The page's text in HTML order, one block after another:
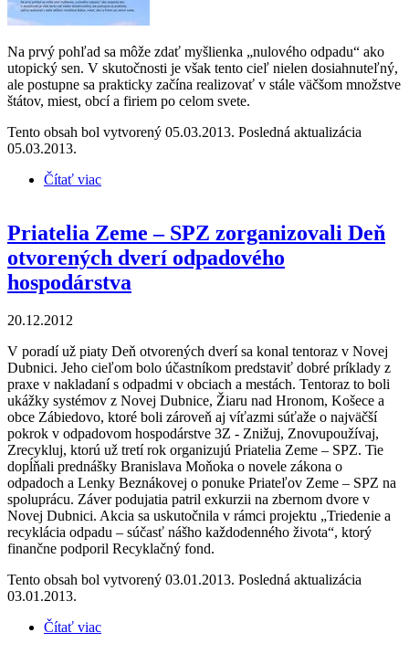
Na prvý pohľad sa môže zdať myšlienka „nulového odpadu“ ako
utopický sen. V skutočnosti je však tento cieľ nielen dosiahnuteľný,
ale postupne sa prakticky začína realizovať v stále väčšom množstve
štátov, miest, obcí a firiem po celom svete.
Tento obsah bol vytvorený 05.03.2013. Posledná aktualizácia
05.03.2013.
Čítať viac
Priatelia Zeme – SPZ zorganizovali Deň
otvorených dverí odpadového
hospodárstva
20.12.2012
V poradí už piaty Deň otvorených dverí sa konal tentoraz v Novej
Dubnici. Jeho cieľom bolo účastníkom predstaviť dobré príklady z
praxe v nakladaní s odpadmi v obciach a mestách. Tentoraz to boli
ukážky systémov z Novej Dubnice, Žiaru nad Hronom, Košece a
obce Zábiedovo, ktoré boli zároveň aj víťazmi súťaže o najväčší
pokrok v odpadovom hospodárstve 3Z - Znižuj, Znovupoužívaj,
Zrecykluj, ktorú už tretí rok organizujú Priatelia Zeme – SPZ. Tie
dopĺňali prednášky Branislava Moňoka o novele zákona o
odpadoch a Lenky Beznákovej o ponuke Priateľov Zeme – SPZ na
spoluprácu. Záver podujatia patril exkurzii na zbernom dvore v
Novej Dubnici. Akcia sa uskutočnila v rámci projektu „Triedenie a
recyklácia odpadu – súčasť nášho každodenného života“, ktorý
finančne podporil Recyklačný fond.
Tento obsah bol vytvorený 03.01.2013. Posledná aktualizácia
03.01.2013.
Čítať viac